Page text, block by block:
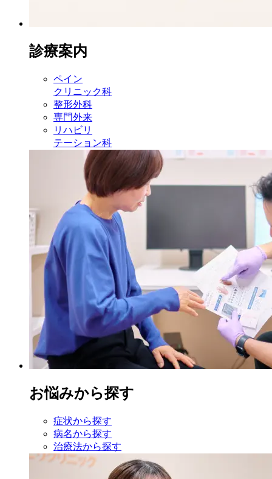
診療案内
ペイン
クリニック科
整形外科
専門外来
リハビリ
テーション科
お悩みから探す
症状から探す
病名から探す
治療法から探す